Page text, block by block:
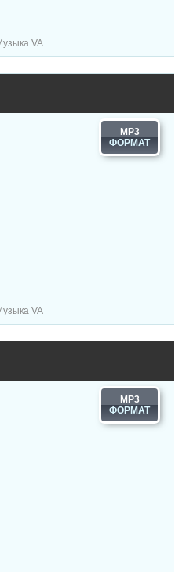
VA
MP3
VA
MP3